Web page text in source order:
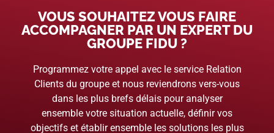
VOUS SOUHAITEZ VOUS FAIRE
ACCOMPAGNER PAR UN EXPERT DU
GROUPE FIDU ?
Programmez votre appel avec le service Relation
Clients du groupe et nous reviendrons vers-vous
dans les plus brefs délais pour analyser
ensemble votre situation actuelle, définir vos
objectifs et établir ensemble les solutions les plus